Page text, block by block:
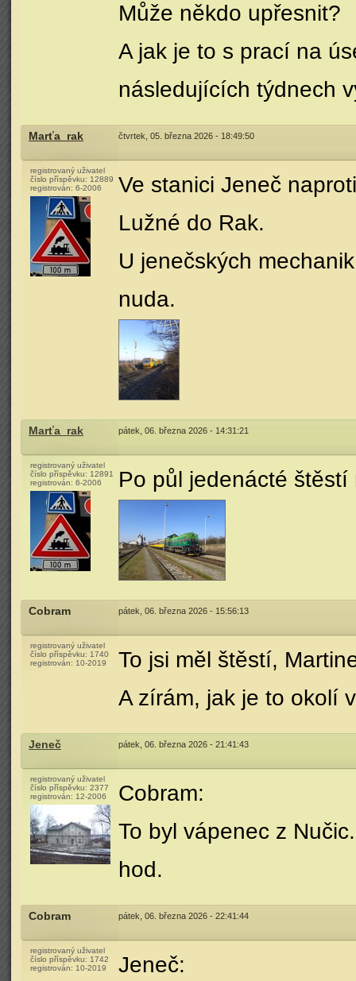
Může někdo upřesnit?
A jak je to s prací na
následujících týdnech
Marťa_rak čtvrtek, 05. března 2026 - 18:49:50
registrovaný uživatel
číslo příspěvku: 12889
registrován: 6-2006
Ve stanici Jeneč
Lužné do Rak.
U jenečských
nuda.
Marťa_rak pátek, 06. března 2026 - 14:31:21
registrovaný uživatel
číslo příspěvku: 12891
registrován: 6-2006 Po půl jedenácté
Cobram pátek, 06. března 2026 - 15:56:13
registrovaný uživatel
číslo příspěvku: 1740
registrován: 10-2019
To jsi měl štěstí,
A zírám, jak je to okolí
Jeneč pátek, 06. března 2026 - 21:41:43
registrovaný uživatel
číslo příspěvku: 2377
registrován: 12-2006
Cobram:
To byl vápenec z
hod.
Cobram pátek, 06. března 2026 - 22:41:44
registrovaný uživatel
číslo příspěvku: 1742
registrován: 10-2019
Jeneč: